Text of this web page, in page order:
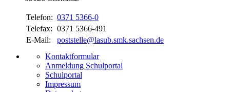
Telefon: 0371 5366-0
Telefax: 0371 5366-491
E-Mail:
poststelle@lasub.smk.sachsen.de
Kontaktformular
Anmeldung Schulportal
Schulportal
Impressum